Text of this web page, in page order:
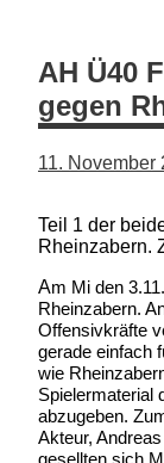
AH Ü40
gegen
11. November
Teil 1 der
Rheinzabern.
Am Mi den
Rheinzabern.
Offensivkräfte
gerade einfach
wie
Spielermaterial
abzugeben.
Akteur,